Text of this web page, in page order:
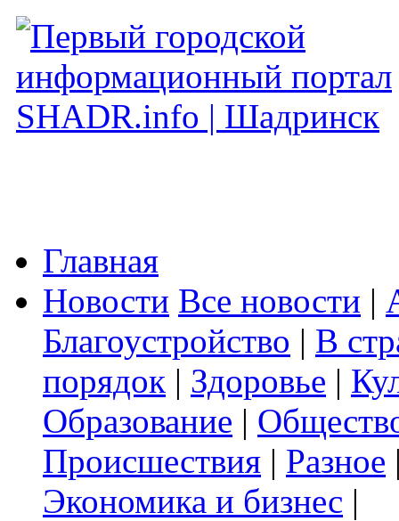
Главная
Новости Все новости |
Благоустройство | В
порядок | Здоровье |
Образование |
Происшествия | Разное
Экономика и бизнес |